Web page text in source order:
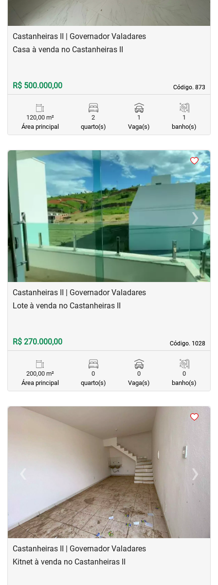
Castanheiras II | Governador Valadares
Código. 873
Código. 873
Casa à venda no Castanheiras II
R$ 500.000,00
120,00 m²
Área principal
2
quarto(s)
1
Vaga(s)
1
banho(s)
< <
‹Previous ›
Next
Castanheiras II | Governador Valadares
Código. 1028
Código. 1028
Lote à venda no Castanheiras II
R$ 270.000,00
200,00 m²
Área principal
0
quarto(s)
0
Vaga(s)
0
banho(s)
<
‹ ›
Next
Castanheiras II | Governador Valadares
Kitnet à venda no Castanheiras II